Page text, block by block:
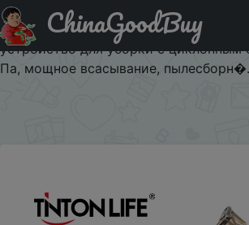
Код на знижку letyshops600jan
TINTON LIFE VC812 2 в 1, портативное
устройство для уборки с циклонным
Па, мощное всасывание,
ChinaGoodBuy